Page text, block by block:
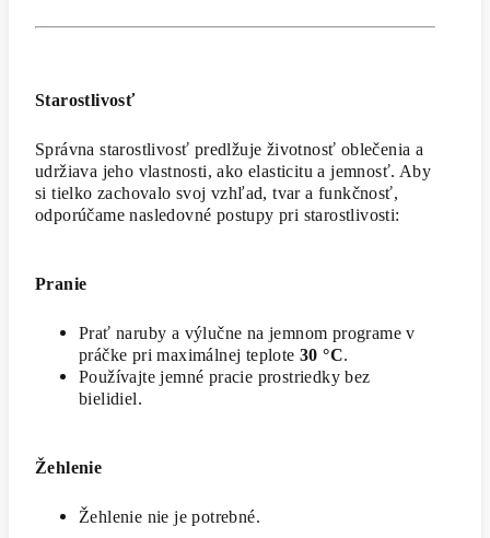
Starostlivosť
Správna starostlivosť predlžuje životnosť oblečenia a
udržiava jeho vlastnosti, ako elasticitu a jemnosť. Aby
si tielko zachovalo svoj vzhľad, tvar a funkčnosť,
odporúčame nasledovné postupy pri starostlivosti:
Pranie
Prať naruby a výlučne na jemnom programe v
práčke pri maximálnej teplote 30 °C.
Používajte jemné pracie prostriedky bez
bielidiel.
Žehlenie
Žehlenie nie je potrebné.